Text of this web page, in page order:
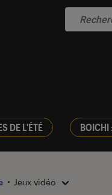
DE L'ÉTÉ BOICHI
Jeux vidéo